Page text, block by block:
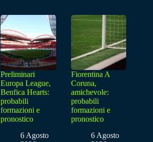
Preliminari
Europa League,
Benfica Hearts:
probabili
formazioni e
pronostico
6 Agosto
Fiorentina A
Coruna,
amichevole:
probabili
formazioni e
pronostico
6 Agosto